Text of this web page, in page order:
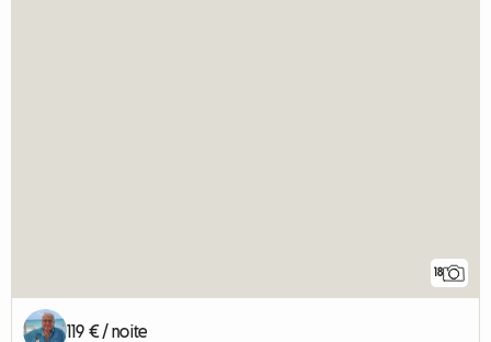
18
119 € / noite